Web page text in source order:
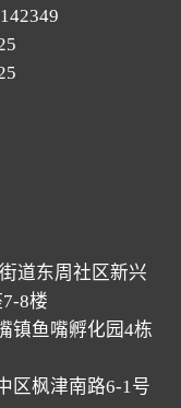
道东周社区新兴
8楼
镇鱼嘴孵化园4栋
区枫津南路6-1号